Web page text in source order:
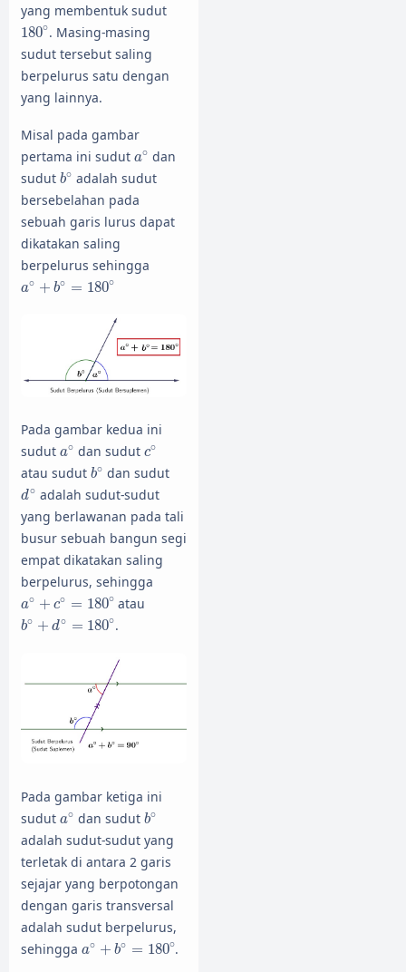
yang membentuk sudut
180∘
180∘
. Masing-masing
sudut tersebut saling
berpelurus satu dengan
yang lainnya.
Misal pada gambar
pertama ini sudut a∘
a∘ dan
sudut b∘
b∘adalah sudut
bersebelahan pada
sebuah garis lurus dapat
dikatakan saling
berpelurus sehingga
a∘ + b∘ = 180∘
a∘ + b∘ 180∘
Pada gambar kedua ini
sudut a∘
a∘ dan sudut c∘
c∘
atau sudut b∘
b∘dan sudut
d∘
d∘ adalah sudut-sudut
yang berlawanan pada tali
busur sebuah bangun segi
empat dikatakan saling
berpelurus, sehingga
a∘ + c∘ = 180∘
a∘ + ∘ 180∘ atau
b∘ + d∘ = 180∘
b∘ + d∘ 180∘.
Pada gambar ketiga ini
sudut a∘
a∘ dan sudut b∘
b∘
adalah sudut-sudut yang
terletak di antara 2 garis
sejajar yang berpotongan
dengan garis transversal
adalah sudut berpelurus,
sehingga a∘ + b∘ = 180∘
∘ + b∘= 180∘.